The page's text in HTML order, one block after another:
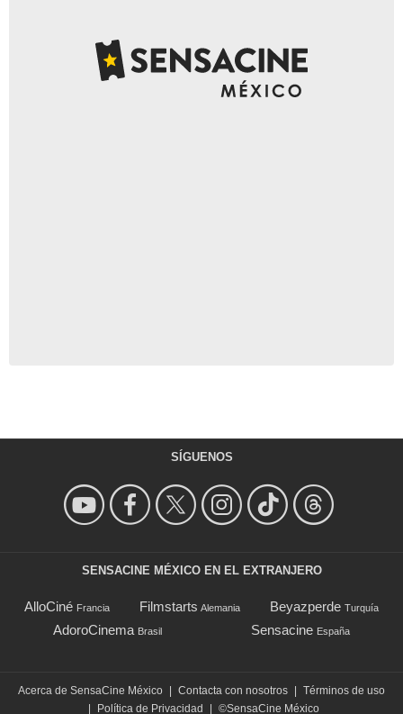
SÍGUENOS
SENSACINE MÉXICO EN EL EXTRANJERO
AlloCiné Francia Filmstarts Alemania Beyazperde Turquía
AdoroCinema Brasil Sensacine España
Acerca de SensaCine México Contacta con nosotros
Términos de uso
Política de Privacidad ©SensaCine México